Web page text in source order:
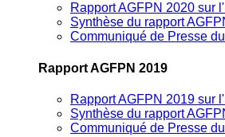
Rapport AGFPN 2020 sur
Synthèse du rapport
Communiqué de Presse
Rapport AGFPN 2019
Rapport AGFPN 2019 sur
Synthèse du rapport
Communiqué de Presse